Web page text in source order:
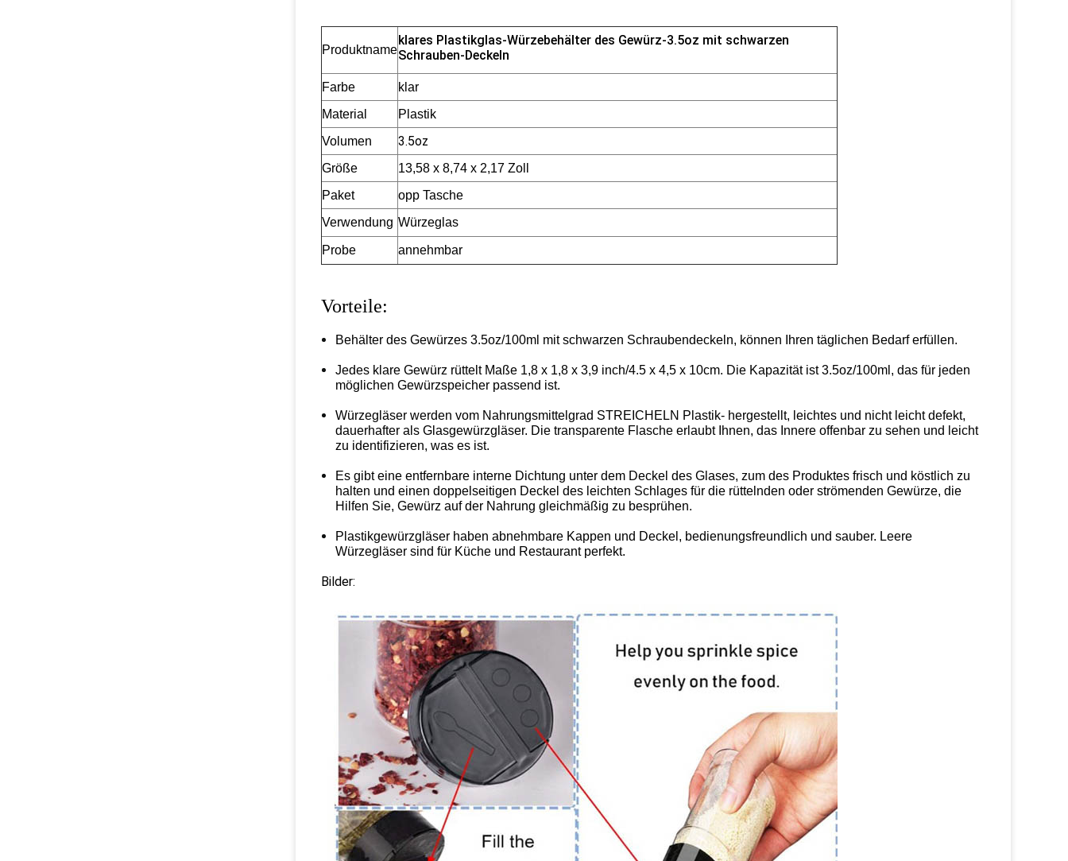
Produktname
klares Plastikglas-Würzebehälter des Gewürz-3.5oz mit schwarzen
Schrauben-Deckeln
Farbe
klar
Material
Plastik
Volumen
3.5oz
Größe
13,58 x 8,74 x 2,17 Zoll
Paket
opp Tasche
Verwendung Würzeglas
Probe annehmbar
Vorteile:
Behälter des Gewürzes 3.5oz/100ml mit schwarzen Schraubendeckeln, können Ihren täglichen Bedarf erfüllen.
Jedes klare Gewürz rüttelt Maße 1,8 x 1,8 x 3,9 inch/4.5 x 4,5 x 10cm. Die Kapazität ist 3.5oz/100ml, das für jeden
möglichen Gewürzspeicher passend ist.
Würzegläser werden vom Nahrungsmittelgrad STREICHELN Plastik- hergestellt, leichtes und nicht leicht defekt,
dauerhafter als Glasgewürzgläser. Die transparente Flasche erlaubt Ihnen, das Innere offenbar zu sehen und leicht
zu identifizieren, was es ist.
Es gibt eine entfernbare interne Dichtung unter dem Deckel des Glases, zum des Produktes frisch und köstlich zu
halten und einen doppelseitigen Deckel des leichten Schlages für die rüttelnden oder strömenden Gewürze, die
Hilfen Sie, Gewürz auf der Nahrung gleichmäßig zu besprühen.
Plastikgewürzgläser haben abnehmbare Kappen und Deckel, bedienungsfreundlich und sauber. Leere
Würzegläser sind für Küche und Restaurant perfekt.
Bilder: